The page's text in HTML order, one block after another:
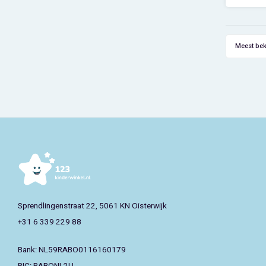
Meest
Sprendlingenstraat 22, 5061 KN Oisterwijk
+31 6 339 229 88
Bank: NL59RABO0116160179